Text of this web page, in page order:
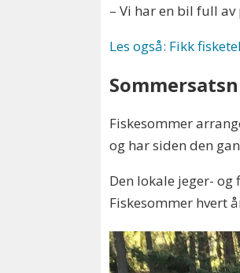
– Vi har en bil full
Les også: Fikk
Fiskesommer
og har siden den
Den lokale jeger-
Fiskesommer hvert